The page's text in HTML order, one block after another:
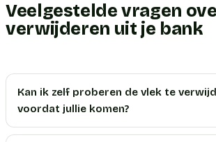
Veelgestelde vragen
verwijderen uit je bank
Kan ik zelf proberen de vlek te
voordat jullie komen?